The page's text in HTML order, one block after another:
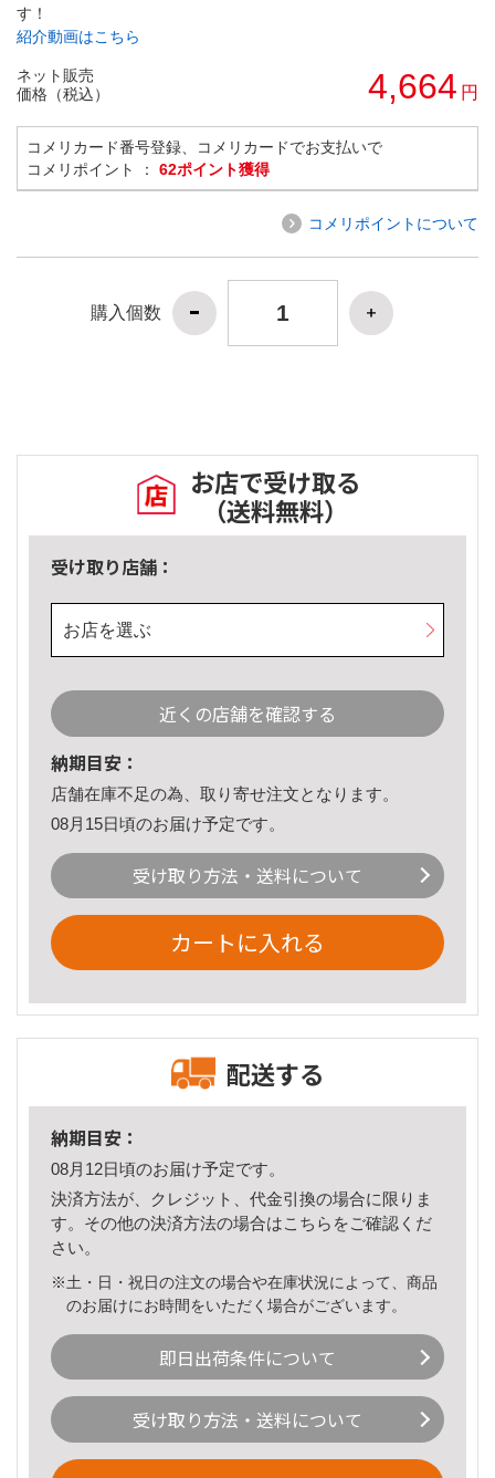
す！
紹介動画はこちら
ネット販売
価格（税込）
4,664 円
コメリカード番号登録、コメリカードでお支払いで
コメリポイント ： 62ポイント獲得
コメリポイントについて
購入個数
お店で受け取る
（送料無料）
受け取り店舗：
お店を選ぶ
近くの店舗を確認する
納期目安：
店舗在庫不足の為、取り寄せ注文となります。
08月15日頃のお届け予定です。
受け取り方法・送料について
カートに入れる
配送する
納期目安：
08月12日頃のお届け予定です。
決済方法が、クレジット、代金引換の場合に限りま
す。その他の決済方法の場合はこちら をご確認くだ
さい。
※土・日・祝日の注文の場合や在庫状況によって、商品
のお届けにお時間をいただく場合がございます。
即日出荷条件について
受け取り方法・送料について